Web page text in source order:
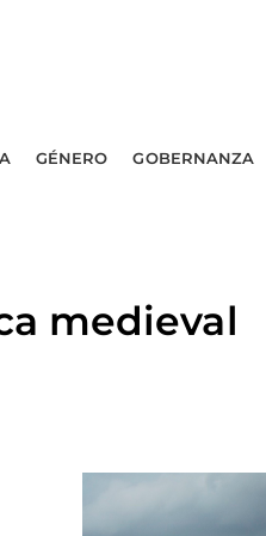
GÉNERO GOBERNANZA
medieval